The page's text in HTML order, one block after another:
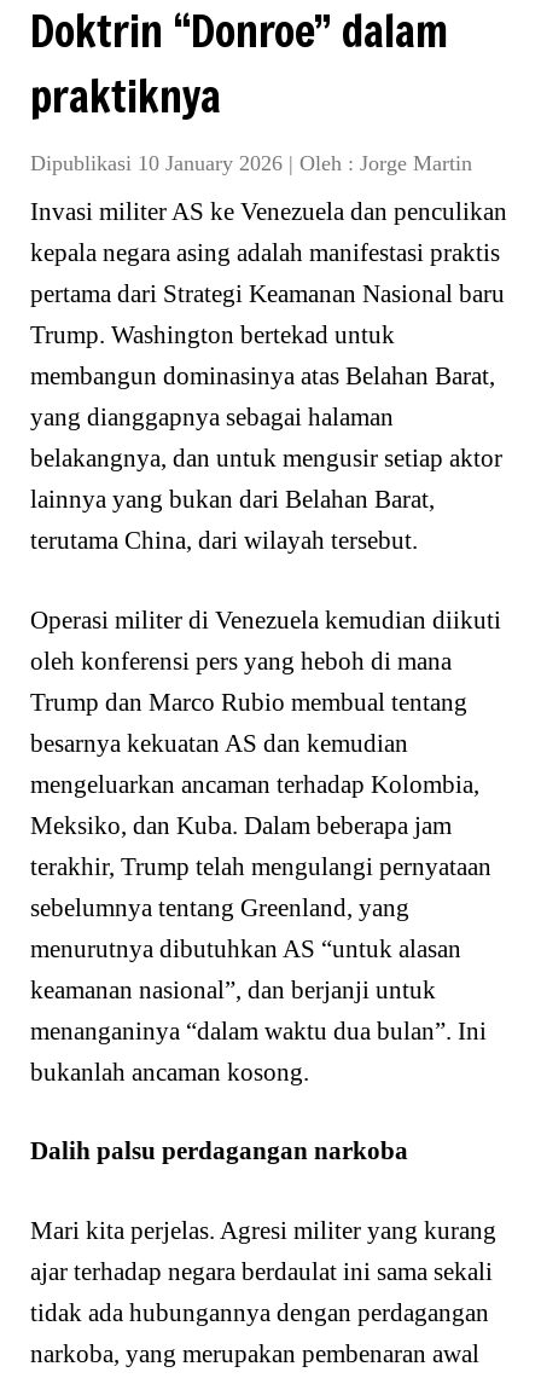
Doktrin “Donroe” dalam
praktiknya
Dipublikasi 10 January 2026 | Oleh : Jorge Martin
Invasi militer AS ke Venezuela dan penculikan
kepala negara asing adalah manifestasi praktis
pertama dari Strategi Keamanan Nasional baru
Trump. Washington bertekad untuk
membangun dominasinya atas Belahan Barat,
yang dianggapnya sebagai halaman
belakangnya, dan untuk mengusir setiap aktor
lainnya yang bukan dari Belahan Barat,
terutama China, dari wilayah tersebut.
Operasi militer di Venezuela kemudian diikuti
oleh konferensi pers yang heboh di mana
Trump dan Marco Rubio membual tentang
besarnya kekuatan AS dan kemudian
mengeluarkan ancaman terhadap Kolombia,
Meksiko, dan Kuba. Dalam beberapa jam
terakhir, Trump telah mengulangi pernyataan
sebelumnya tentang Greenland, yang
menurutnya dibutuhkan AS “untuk alasan
keamanan nasional”, dan berjanji untuk
menanganinya “dalam waktu dua bulan”. Ini
bukanlah ancaman kosong.
Dalih palsu perdagangan narkoba
Mari kita perjelas. Agresi militer yang kurang
ajar terhadap negara berdaulat ini sama sekali
tidak ada hubungannya dengan perdagangan
narkoba, yang merupakan pembenaran awal